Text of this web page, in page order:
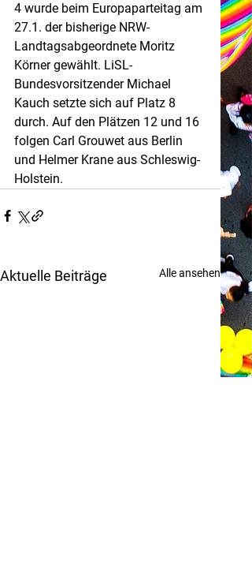
4 wurde beim Europaparteitag am
27.1. der bisherige NRW-
Landtagsabgeordnete Moritz
Körner gewählt. LiSL-
Bundesvorsitzender Michael
Kauch setzte sich auf Platz 8
durch. Auf den Plätzen 12 und 16
folgen Carl Grouwet aus Berlin
und Helmer Krane aus Schleswig-
Holstein.
Aktuelle Beiträge Alle ansehen